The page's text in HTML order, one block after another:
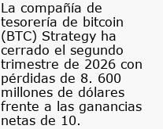
La compañía de
tesorería de bitcoin
(BTC) Strategy ha
cerrado el segundo
trimestre de 2026 con
pérdidas de 8. 600
millones de dólares
frente a las ganancias
netas de 10.